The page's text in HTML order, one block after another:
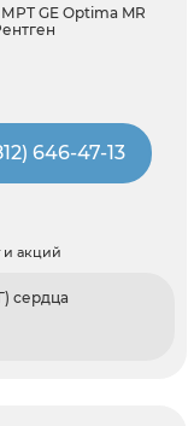
МРТ GE Optima MR
646-47-13
и акций
сердца